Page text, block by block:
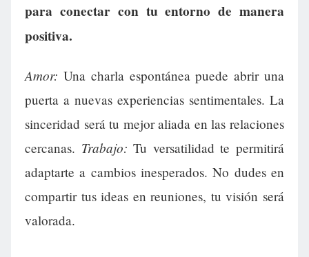
para conectar con tu entorno de manera
positiva.
Amor: Una charla espontánea puede abrir una
puerta a nuevas experiencias sentimentales. La
sinceridad será tu mejor aliada en las relaciones
cercanas. Trabajo: Tu versatilidad te permitirá
adaptarte a cambios inesperados. No dudes en
compartir tus ideas en reuniones, tu visión será
valorada.